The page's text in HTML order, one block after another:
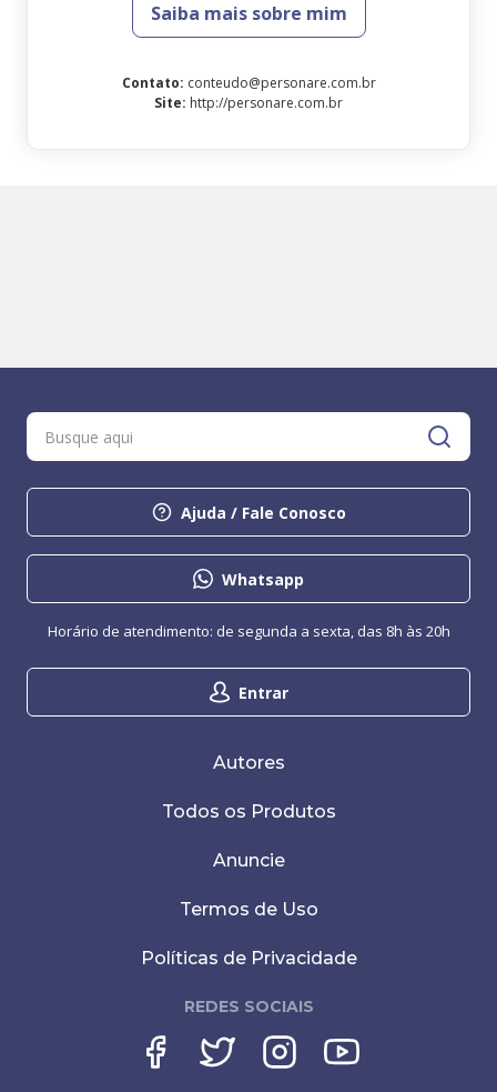
Saiba mais sobre mim
Contato: conteudo@personare.com.br
Site: http://personare.com.br
Ajuda / Fale Conosco
Whatsapp
Entrar
Horário de atendimento: de segunda a sexta, das 8h às 20h
Autores
Todos os Produtos
Anuncie
Termos de Uso
Políticas de Privacidade
REDES SOCIAIS